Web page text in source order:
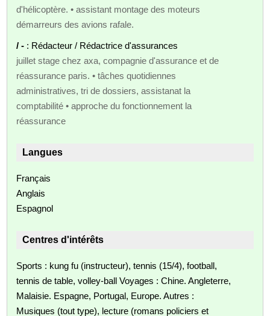
d'hélicoptère. • assistant montage des moteurs
démarreurs des avions rafale.
/ - : Rédacteur / Rédactrice d'assurances
juillet stage chez axa, compagnie d'assurance et de
réassurance paris. • tâches quotidiennes
administratives, tri de dossiers, assistanat la
comptabilité • approche du fonctionnement la
réassurance
Langues
Français
Anglais
Espagnol
Centres d'intérêts
Sports : kung fu (instructeur), tennis (15/4), football,
tennis de table, volley-ball Voyages : Chine. Angleterre,
Malaisie. Espagne, Portugal, Europe. Autres :
Musiques (tout type), lecture (romans policiers et